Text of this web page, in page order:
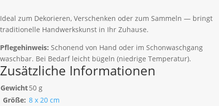
Ideal zum Dekorieren, Verschenken oder zum Sammeln — bringt
traditionelle Handwerkskunst in Ihr Zuhause.
Pflegehinweis: Schonend von Hand oder im Schonwaschgang
waschbar. Bei Bedarf leicht bügeln (niedrige Temperatur).
Zusätzliche Informationen
Gewicht50 g
Größe: 8 x 20 cm